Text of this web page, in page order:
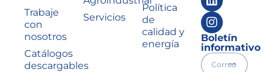
Trabaje
con
nosotros
Catálogos
descargables
Servicios
Política
de
calidad y
energía
Boletín
informativo